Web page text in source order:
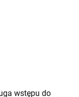
wstępu do